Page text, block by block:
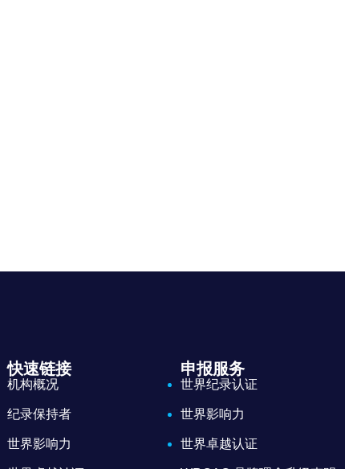
快速链接
机构概况
纪录保持者
世界影响力
申报服务
世界纪录认证
世界影响力
世界卓越认证